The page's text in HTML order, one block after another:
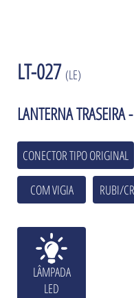
LT-027 (LE)
LANTERNA TRASEIRA
CONECTOR TIPO ORIGINAL
COM VIGIA RUBI/
LÂMPADA
LED